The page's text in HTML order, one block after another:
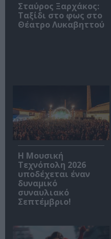
Σταύρος Ξαρχάκος:
Ταξίδι στο φως στο
Θέατρο Λυκαβηττού
Η Μουσική
Τεχνόπολη 2026
υποδέχεται έναν
δυναμικό
συναυλιακό
Σεπτέμβριο!